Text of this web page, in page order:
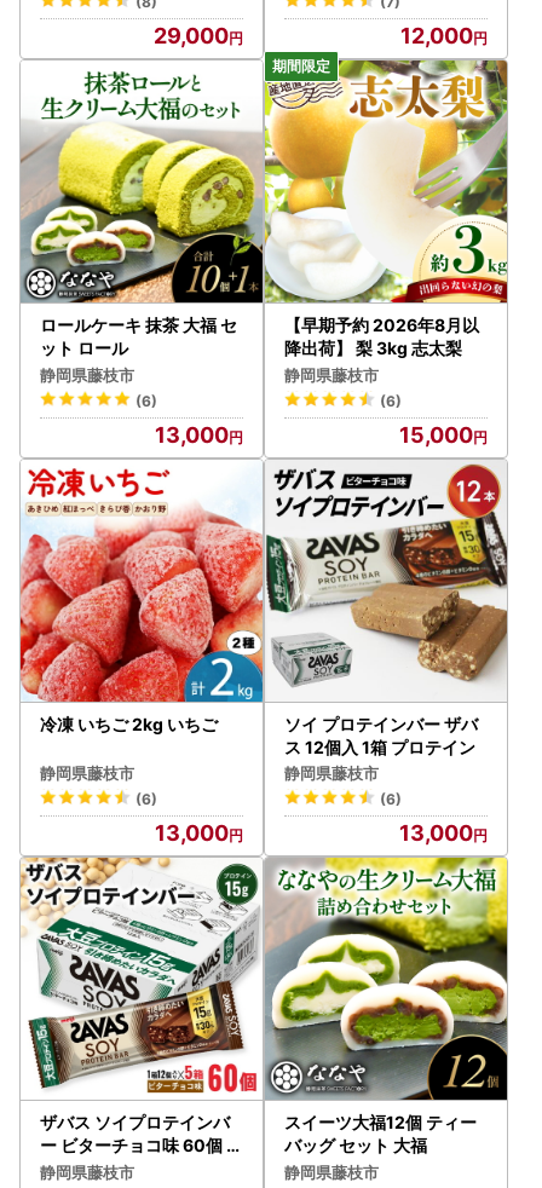
29,000 12,000
ロールケーキ 抹茶 大福 セ
ット ロール
静岡県藤枝市
(6)
13,000
【早期予約 2026年8月以
降出荷】 梨 3kg 志太梨
静岡県藤枝市
(6)
15,000
冷凍 いちご 2kg いちご
静岡県藤枝市
(6)
13,000
ソイ プロテインバー ザバ
ス 12個入 1箱 プロテイン
静岡県藤枝市
(6)
13,000
ザバス ソイプロテインバ
ー ビターチョコ味 60個 プ
ロテインバー
静岡県藤枝市
スイーツ大福12個 ティー
バッグ セット 大福
静岡県藤枝市